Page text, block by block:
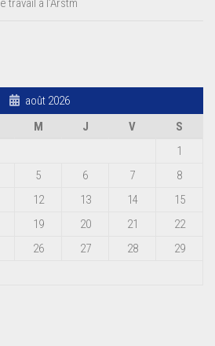
travail à l’Arstm
août 2026
M J V
S
1
5 6 7
8
12 13 14
15
19 20 21
22
26 27 28
29